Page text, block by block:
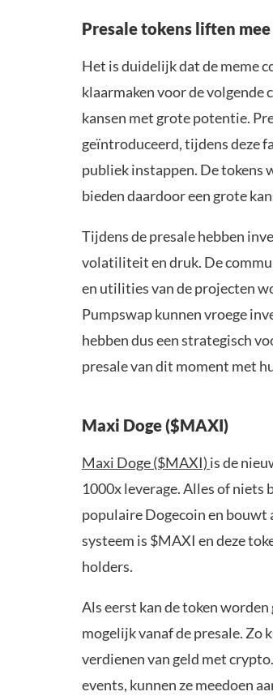
Presale tokens liften
Het is duidelijk dat de meme
klaarmaken voor de
kansen met grote potentie.
geïntroduceerd, tijdens deze
publiek instappen. De tokens
bieden daardoor een grote
Tijdens de presale hebben
volatiliteit en druk. De
en utilities van de projecten
Pumpswap kunnen vroege
hebben dus een strategisch
presale van dit moment met
Maxi Doge ($MAXI)
Maxi Doge ($MAXI) is de
1000x leverage. Alles of
populaire Dogecoin en bouwt
systeem is $MAXI en deze
holders.
Als eerst kan de token
mogelijk vanaf de presale. Zo
verdienen van geld met
events, kunnen ze meedoen